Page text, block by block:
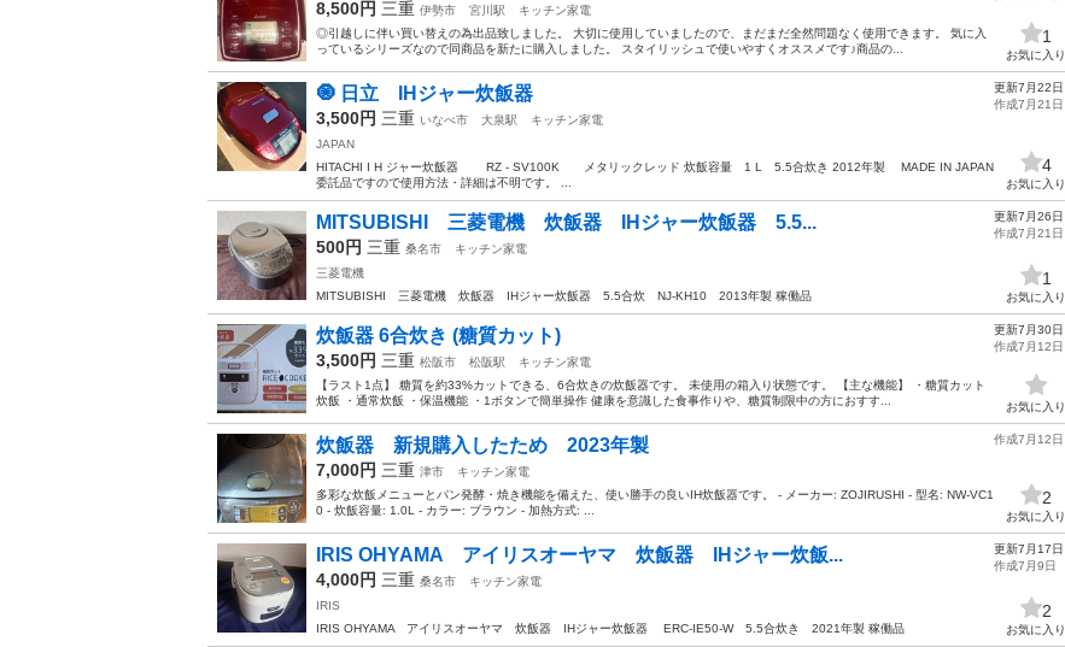
8,500円 三重 伊勢市 宮川駅
キッチン家電
◎引越しに伴い買い替えの為出品致しました。 大切に使用していましたので、まだまだ全然問題なく使用できます。 気に入
っているシリーズなので同商品を新たに購入しました。 スタイリッシュで使いやすくオススメです♪ ​商品の...
1
お気に入り
🧿 日立 IHジャー炊飯器
3,500円 三重 いなべ市 大泉駅
キッチン家電
JAPAN
HITACHI I H ジャー炊飯器 RZ - SV100K メタリックレッド 炊飯容量 1 L 5.5合炊き 2012年製 MADE IN JAPAN
委託品ですので使用方法・詳細は不明です。 ...
更新7月22日
作成7月21日
4
お気に入り
MITSUBISHI 三菱電機 炊飯器 IHジャー炊飯器 5.5...
500円 三重 桑名市
キッチン家電
三菱電機
MITSUBISHI 三菱電機 炊飯器 IHジャー炊飯器 5.5合炊 NJ-KH10 2013年製 稼働品
更新7月26日
作成7月21日
1
お気に入り
炊飯器 6合炊き (糖質カット)
3,500円 三重 松阪市 松阪駅
キッチン家電
【ラスト1点】 糖質を約33%カットできる、6合炊きの炊飯器です。 未使用の箱入り状態です。 【主な機能】 ・糖質カット
炊飯 ・通常炊飯 ・保温機能 ・1ボタンで簡単操作 健康を意識した食事作りや、糖質制限中の方におすす...
更新7月30日
作成7月12日
お気に入り
炊飯器 新規購入したため 2023年製
7,000円 三重 津市
キッチン家電
多彩な炊飯メニューとパン発酵・焼き機能を備えた、使い勝手の良いIH炊飯器です。 - メーカー: ZOJIRUSHI - 型名: NW-VC1
0 - 炊飯容量: 1.0L - カラー: ブラウン - 加熱方式: ...
作成7月12日
2
お気に入り
IRIS OHYAMA アイリスオーヤマ 炊飯器 IHジャー炊飯...
4,000円 三重 桑名市
キッチン家電
IRIS
IRIS OHYAMA アイリスオーヤマ 炊飯器 IHジャー炊飯器 ERC-IE50-W 5.5合炊き 2021年製 稼働品
更新7月17日
作成7月9日
2
お気に入り